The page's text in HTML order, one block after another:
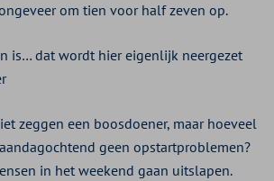
om tien voor half zeven op.
is… dat wordt hier eigenlijk neergezet
zeggen een boosdoener, maar hoeveel
geen opstartproblemen?
in het weekend gaan uitslapen.